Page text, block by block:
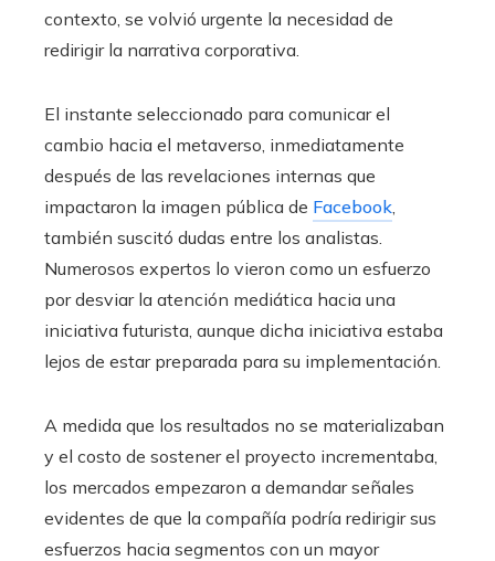
contexto, se volvió urgente la necesidad de
redirigir la narrativa corporativa.
El instante seleccionado para comunicar el
cambio hacia el metaverso, inmediatamente
después de las revelaciones internas que
impactaron la imagen pública de Facebook
también suscitó dudas entre los analistas.
Numerosos expertos lo vieron como un esfuerzo
por desviar la atención mediática hacia una
iniciativa futurista, aunque dicha iniciativa estaba
lejos de estar preparada para su implementación.
A medida que los resultados no se materializaban
y el costo de sostener el proyecto incrementaba,
los mercados empezaron a demandar señales
evidentes de que la compañía podría redirigir sus
esfuerzos hacia segmentos con un mayor